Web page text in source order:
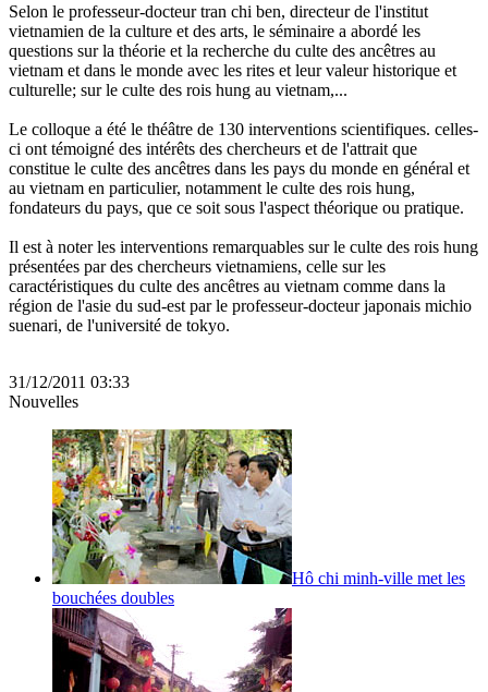
Selon le professeur-docteur tran chi ben, directeur de l'institut
vietnamien de la culture et des arts, le séminaire a abordé les
questions sur la théorie et la recherche du culte des ancêtres au
vietnam et dans le monde avec les rites et leur valeur historique et
culturelle; sur le culte des rois hung au vietnam,...
Le colloque a été le théâtre de 130 interventions scientifiques. celles-
ci ont témoigné des intérêts des chercheurs et de l'attrait que
constitue le culte des ancêtres dans les pays du monde en général et
au vietnam en particulier, notamment le culte des rois hung,
fondateurs du pays, que ce soit sous l'aspect théorique ou pratique.
Il est à noter les interventions remarquables sur le culte des rois hung
présentées par des chercheurs vietnamiens, celle sur les
caractéristiques du culte des ancêtres au vietnam comme dans la
région de l'asie du sud-est par le professeur-docteur japonais michio
suenari, de l'université de tokyo.
31/12/2011 03:33
Nouvelles
Hô chi minh-ville met les
bouchées doubles